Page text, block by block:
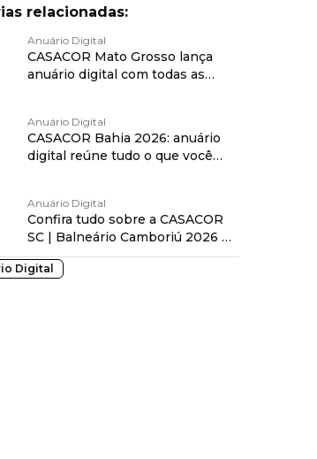
relacionadas:
Anuário Digital
CASACOR Mato Grosso lança
anuário digital com todas as
Anuário Digital
CASACOR Bahia 2026: anuário
digital reúne tudo o que você
Anuário Digital
Confira tudo sobre a CASACOR
SC | Balneário Camboriú 2026 no
anuário digital da mostra!
Digital